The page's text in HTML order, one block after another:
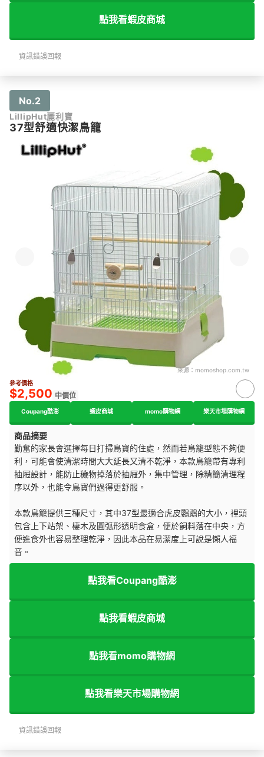
點我看蝦皮商城
資訊錯誤回報
No.2
LillipHut麗利寶
37型舒適快潔鳥籠
來源： momoshop.com.tw
參考價格
$2,500 中價位
Coupang酷澎 蝦皮商城 momo購物網 樂天市場購物網
商品摘要
勤奮的家長會選擇每日打掃鳥寶的住處，然而若鳥籠型態不夠便
利，可能會使清潔時間大大延長又清不乾淨，本款鳥籠帶有專利
抽屜設計，能防止穢物掉落於抽屜外，集中管理，除精簡清理程
序以外，也能令鳥寶們過得更舒服。
本款鳥籠提供三種尺寸，其中37型最適合虎皮鸚鵡的大小，裡頭
包含上下站架、棲木及圓弧形透明食盒，便於飼料落在中央，方
便進食外也容易整理乾淨，因此本品在易潔度上可說是懶人福
音。
點我看Coupang酷澎
點我看蝦皮商城
點我看momo購物網
點我看樂天市場購物網
資訊錯誤回報